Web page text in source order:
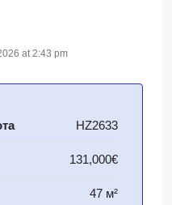
at 2:43 pm
HZ2633
131,000€
47 м²